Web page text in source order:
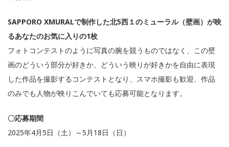
SAPPORO XMURALで制作した北5西１のミューラル（壁画）が映
るあなたのお気に入りの1枚
フォトコンテストのように写真の腕を競うものではなく、この壁
画のどういう部分が好きか、どういう映りが好きかを自由に表現
した作品を撮影するコンテストとなり、スマホ撮影も歓迎、作品
のみでも人物が映りこんでいても応募可能となります。
〇応募期間
2025年4月5日（土）～5月18日（日）